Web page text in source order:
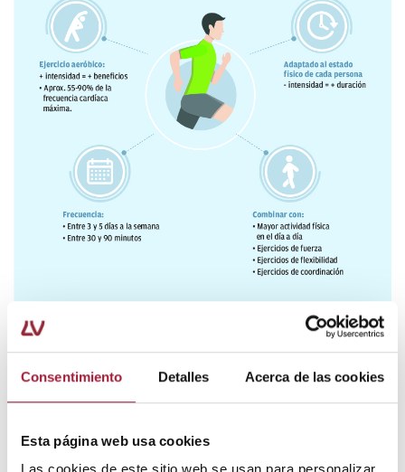
Consentimiento Detalles Acerca de las cookies
Esta página web usa cookies